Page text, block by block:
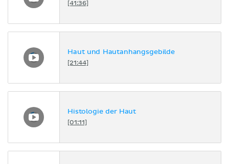
[41:36]
Haut und Hautanhangsgebilde
[21:44]
Histologie der Haut
[01:11]